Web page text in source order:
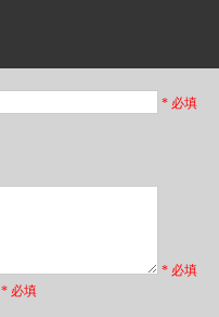
* 必填
* 必填
* 必填